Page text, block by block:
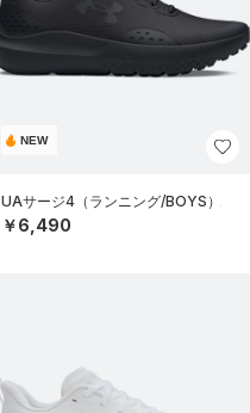
NEW
UAサージ4（ランニング/BOYS）
￥6,490